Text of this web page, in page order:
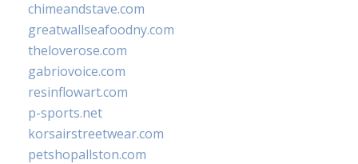
chimeandstave.com
greatwallseafoodny.com
theloverose.com
gabriovoice.com
resinflowart.com
p-sports.net
korsairstreetwear.com
petshopallston.com